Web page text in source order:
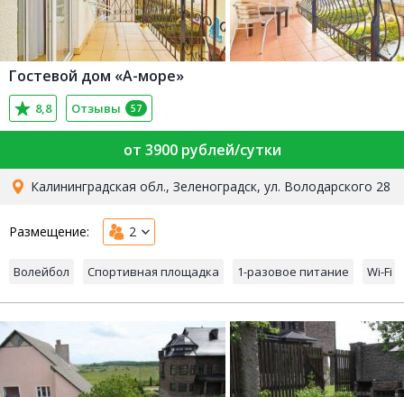
Гостевой дом «А-море»
8,8 Отзывы 57
от 3900 рублей/сутки
Калининградская обл., Зеленоградск, ул. Володарского 28
Размещение: 2
Волейбол Спортивная площадка 1-разовое питание Wi-Fi